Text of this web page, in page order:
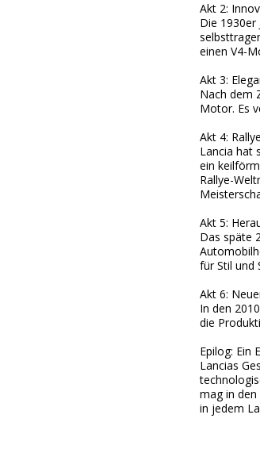
Akt 2:
Die
einen V4-
Akt 3:
Nach dem
Motor. Es
Akt 4:
Lancia hat
ein
Rallye-
Akt 5:
Das späte
für Stil und
Akt 6:
In den
die
Epilog: Ein
Lancias
mag in
in jedem